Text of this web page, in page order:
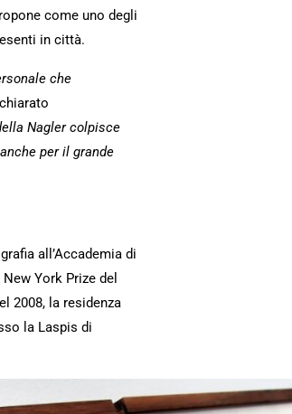
come uno degli
in città.
che
Nagler colpisce
per il grande
all’Accademia di
York Prize del
2008, la residenza
la Laspis di